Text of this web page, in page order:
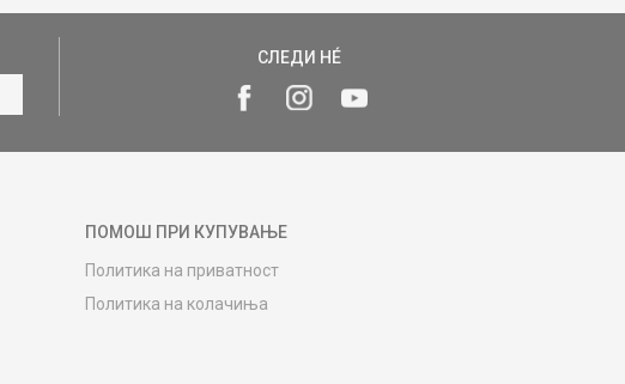
СЕ
СЛЕДИ НÉ
ПОМОШ ПРИ КУПУВАЊЕ
Политика на приватност
Политика на колачиња